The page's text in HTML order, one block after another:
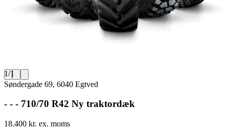
1/1
Søndergade 69, 6040 Egtved
- - - 710/70 R42 Ny traktordæk
18.400 kr. ex. moms